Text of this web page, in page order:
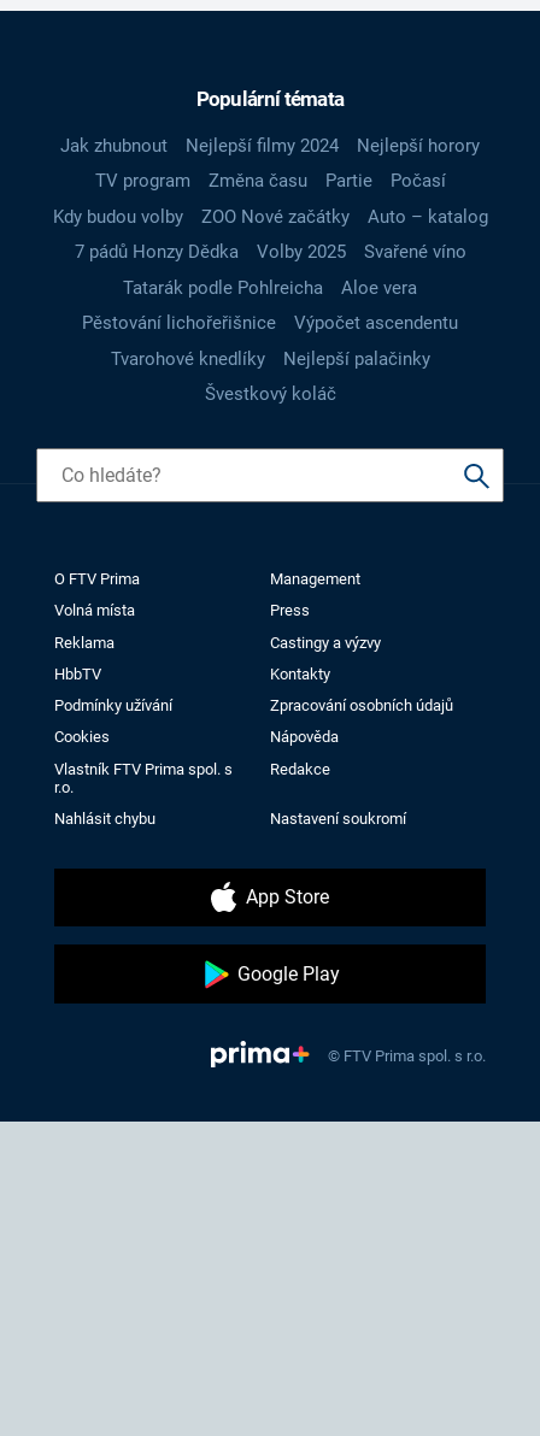
Populární témata
Jak zhubnout Nejlepší filmy 2024
Nejlepší horory
TV program
Změna času Partie
Počasí
Kdy budou volby
ZOO Nové začátky
Auto – katalog
7 pádů Honzy Dědka
Volby 2025
Svařené víno
Tatarák podle Pohlreicha
Aloe vera
Pěstování lichořeřišnice
Výpočet ascendentu
Tvarohové knedlíky
Nejlepší palačinky
Švestkový koláč
O FTV Prima
Management
Volná místa
Press
Reklama
Castingy a výzvy
HbbTV
Kontakty
Podmínky užívání
Zpracování osobních údajů
Cookies
Nápověda
Vlastník FTV Prima spol. s
r.o.
Redakce
Nahlásit chybu Nastavení soukromí
App Store
Google Play
© FTV Prima spol. s r.o.